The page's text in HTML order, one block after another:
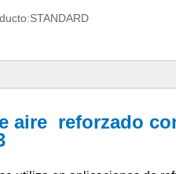
STANDARD
aire reforzado